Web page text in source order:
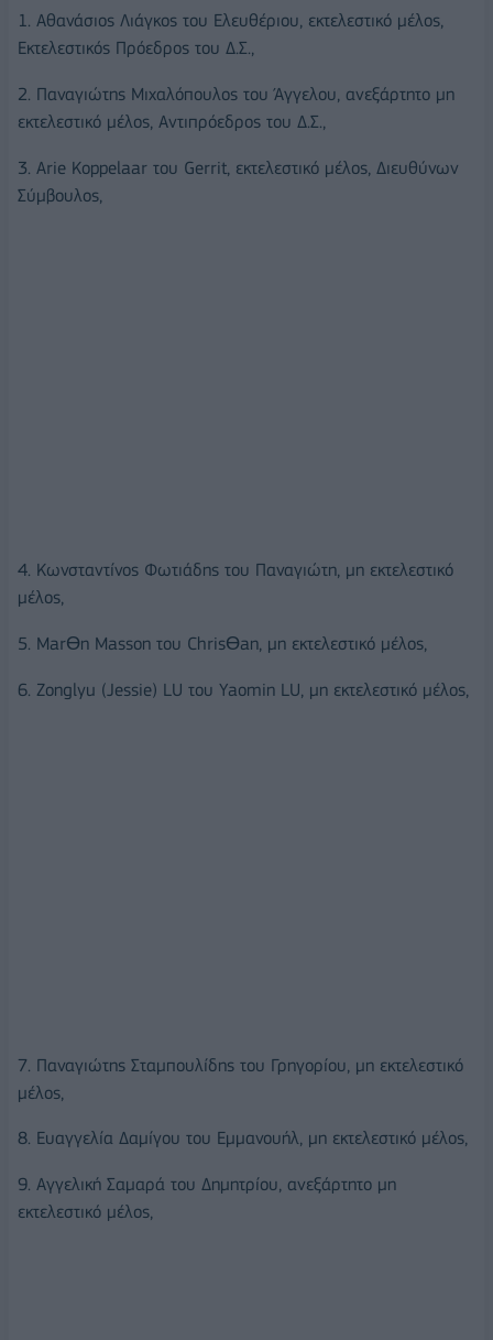
1. Αθανάσιος Λιάγκος του Ελευθέριου, εκτελεστικό μέλος,
Εκτελεστικός Πρόεδρος του Δ.Σ.,
2. Παναγιώτης Μιχαλόπουλος του Άγγελου, ανεξάρτητο μη
εκτελεστικό μέλος, Αντιπρόεδρος του Δ.Σ.,
3. Arie Koppelaar του Gerrit, εκτελεστικό μέλος, Διευθύνων
Σύμβουλος,
4. Κωνσταντίνος Φωτιάδης του Παναγιώτη, μη εκτελεστικό
μέλος,
5. MarƟn Masson του ChrisƟan, μη εκτελεστικό μέλος,
6. Zonglyu (Jessie) LU του Yaomin LU, μη εκτελεστικό μέλος,
7. Παναγιώτης Σταμπουλίδης του Γρηγορίου, μη εκτελεστικό
μέλος,
8. Ευαγγελία Δαμίγου του Εμμανουήλ, μη εκτελεστικό μέλος,
9. Αγγελική Σαμαρά του Δημητρίου, ανεξάρτητο μη
εκτελεστικό μέλος,